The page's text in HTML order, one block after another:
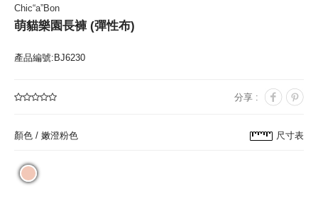
Chic“a”Bon
萌貓樂園長褲 (彈性布)
產品編號:BJ6230
分享 :
顏色 / 嫩澄粉色 尺寸表